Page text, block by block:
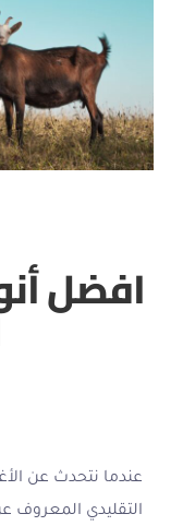
افضل
عندما نتحدث عن
التقليدي المعروف